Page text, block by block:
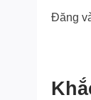
Đăng